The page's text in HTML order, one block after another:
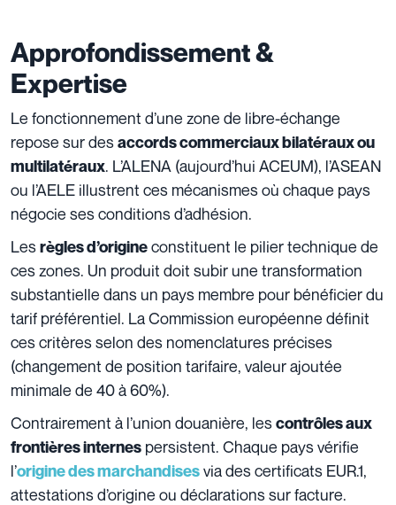
Approfondissement &
Expertise
Le fonctionnement d’une zone de libre-échange
repose sur desaccords commerciaux bilatéraux ou
multilatéraux. L’ALENA (aujourd’hui ACEUM), l’ASEAN
ou l’AELE illustrent ces mécanismes où chaque pays
négocie ses conditions d’adhésion.
Lesrègles d’origineconstituent le pilier technique de
ces zones. Un produit doit subir une transformation
substantielle dans un pays membre pour bénéficier du
tarif préférentiel. La Commission européenne définit
ces critères selon des nomenclatures précises
(changement de position tarifaire, valeur ajoutée
minimale de 40 à 60%).
Contrairement à l’union douanière, lescontrôles aux
frontières internes persistent. Chaque pays vérifie
l’origine des marchandisesvia des certificats EUR.1,
attestations d’origine ou déclarations sur facture.